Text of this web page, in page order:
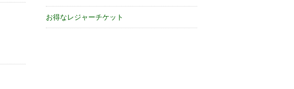
お得なレジャーチケット